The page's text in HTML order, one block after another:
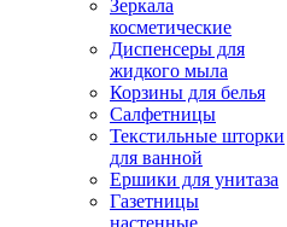
Зеркала
косметические
Диспенсеры для
жидкого мыла
Корзины для белья
Салфетницы
Текстильные шторки
для ванной
Ершики для унитаза
Газетницы
настенные